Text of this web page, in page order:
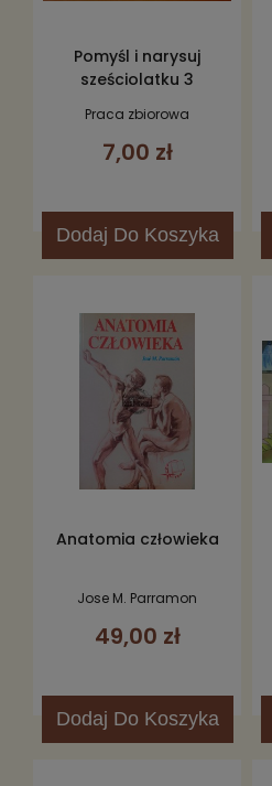
Pomyśl i narysuj
sześciolatku 3
Praca zbiorowa
7,00 zł
Dodaj Do Koszyka
Anatomia człowieka
Jose M. Parramon
49,00 zł
Dodaj Do Koszyka